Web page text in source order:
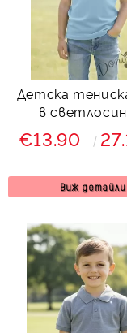
Детска
в
подходяща за
или момиче
€13.90
Виж детайли